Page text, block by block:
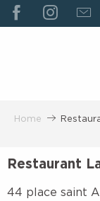
ALLER
AU
Home
Restaurant
44 place saint